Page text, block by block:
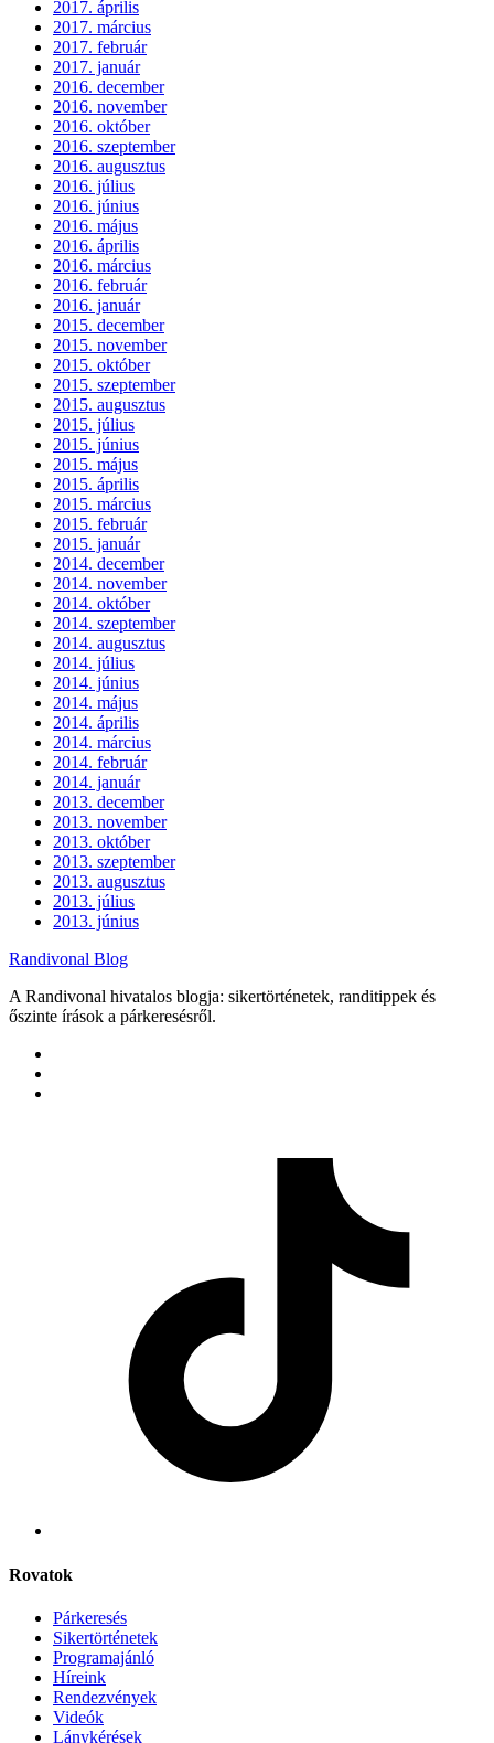
2017. április
2017. március
2017. február
2017. január
2016. december
2016. november
2016. október
2016. szeptember
2016. augusztus
2016. július
2016. június
2016. május
2016. április
2016. március
2016. február
2016. január
2015. december
2015. november
2015. október
2015. szeptember
2015. augusztus
2015. július
2015. június
2015. május
2015. április
2015. március
2015. február
2015. január
2014. december
2014. november
2014. október
2014. szeptember
2014. augusztus
2014. július
2014. június
2014. május
2014. április
2014. március
2014. február
2014. január
2013. december
2013. november
2013. október
2013. szeptember
2013. augusztus
2013. július
2013. június
Randivonal Blog
A Randivonal hivatalos blogja: sikertörténetek, randitippek és
őszinte írások a párkeresésről.
Rovatok
Párkeresés
Sikertörténetek
Programajánló
Híreink
Rendezvények
Videók
Lánykérések